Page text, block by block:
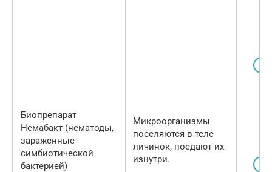
Биопрепарат
Немабакт (нематоды,
зараженные
симбиотической
бактерией)
Микроорганизмы
поселяются в теле
личинок, поедают их
изнутри.